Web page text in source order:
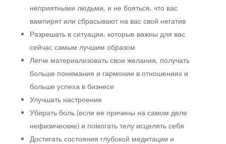
неприятными людьми, и не бояться, что вас
вампирят или сбрасывают на вас свой негатив
Разрешать в ситуации, которые важны для вас
сейчас самым лучшим образом
Легче материализовать свои желания, получать
больше понимания и гармонии в отношениях и
больше успеха в бизнесе
Улучшать настроение
Убирать боль (если ее причины на самом деле
нефизические) и помогать телу исцелять себя
Достигать состояния глубокой медитации и